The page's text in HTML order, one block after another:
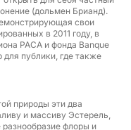
морским
свободу и
(дольмен Брианд).
свои
в 2011 году, в
PACA и фонда Banque
публики, где также
природы эти два
и массиву Эстерель,
флоры и